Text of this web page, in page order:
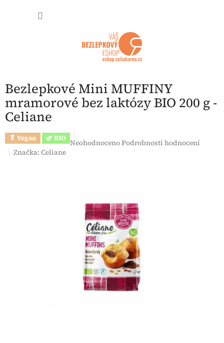
Bezlepkové Mini MUFFINY
mramorové bez laktózy BIO 200 g -
Celiane
🥬 Vegan 🌿 BIO Průměrné hodnocení produktu je 0,0 z 5
NeohodnocenoPodrobnosti hodnocení
Značka:Celiane